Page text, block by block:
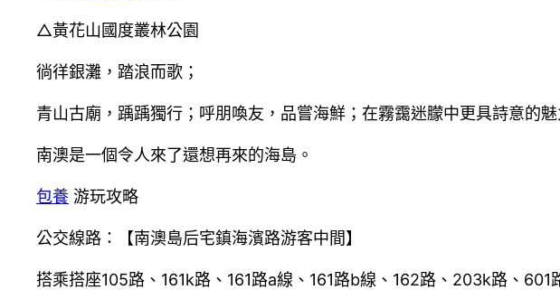
△黃花山國度叢林公園
徜徉銀灘，踏浪而歌；
青山古廟，踽踽獨行；呼朋喚友，品嘗海鮮；在霧靄迷朦中更具詩意的
南澳是一個令人來了還想再來的海島。
包養 游玩攻略
公交線路：【南澳島后宅鎮海濱路游客中間】
搭乘搭座105路、161k路、161路a線、161路b線、162路、203k路、601